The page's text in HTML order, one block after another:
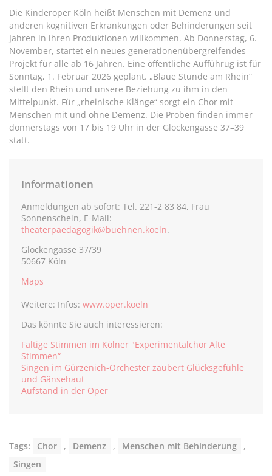
Die Kinderoper Köln heißt Menschen mit Demenz und
anderen kognitiven Erkrankungen oder Behinderungen seit
Jahren in ihren Produktionen willkommen. Ab Donnerstag, 6.
November, startet ein neues generationenübergreifendes
Projekt für alle ab 16 Jahren. Eine öffentliche Aufführug ist für
Sonntag, 1. Februar 2026 geplant. „Blaue Stunde am Rhein“
stellt den Rhein und unsere Beziehung zu ihm in den
Mittelpunkt. Für „rheinische Klänge“ sorgt ein Chor mit
Menschen mit und ohne Demenz. Die Proben finden immer
donnerstags von 17 bis 19 Uhr in der Glockengasse 37–39
statt.
Informationen
Anmeldungen ab sofort: Tel. 221-2 83 84, Frau
Sonnenschein, E-Mail:
theaterpaedagogik@buehnen.koeln.
Glockengasse 37/39
50667 Köln
Maps
Weitere: Infos: www.oper.koeln
Das könnte Sie auch interessieren:
Faltige Stimmen im Kölner "Experimentalchor Alte
Stimmen“
Singen im Gürzenich­-Orchester zaubert Glücksgefühle
und Gänsehaut
Aufstand in der Oper
Tags: Chor , Demenz , Menschen mit Behinderung
,
Singen